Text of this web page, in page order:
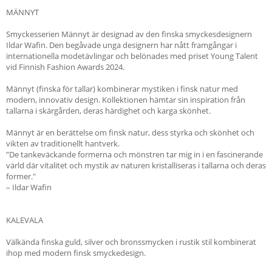
MÄNNYT
Smyckesserien Männyt är designad av den finska smyckesdesignern
Ildar Wafin. Den begåvade unga designern har nått framgångar i
internationella modetävlingar och belönades med priset Young Talent
vid Finnish Fashion Awards 2024.
Männyt (finska för tallar) kombinerar mystiken i finsk natur med
modern, innovativ design. Kollektionen hämtar sin inspiration från
tallarna i skärgården, deras härdighet och karga skönhet.
Männyt är en berättelse om finsk natur, dess styrka och skönhet och
vikten av traditionellt hantverk.
”De tankeväckande formerna och mönstren tar mig in i en fascinerande
värld där vitalitet och mystik av naturen kristalliseras i tallarna och deras
former."
– Ildar Wafin
KALEVALA
Välkända finska guld, silver och bronssmycken i rustik stil kombinerat
ihop med modern finsk smyckedesign.